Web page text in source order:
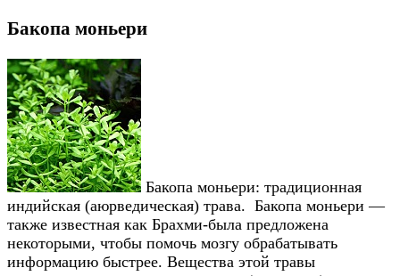
Бакопа моньери
Бакопа моньери: традиционная
индийская (аюрведическая) трава. Бакопа моньери —
также известная как Брахми-была предложена
некоторыми, чтобы помочь мозгу обрабатывать
информацию быстрее. Вещества этой травы